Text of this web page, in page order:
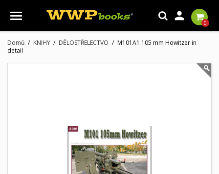

0
Domů KNIHY DĚLOSTŘELECTVO
M101A1 105 mm Howitzer in
detail